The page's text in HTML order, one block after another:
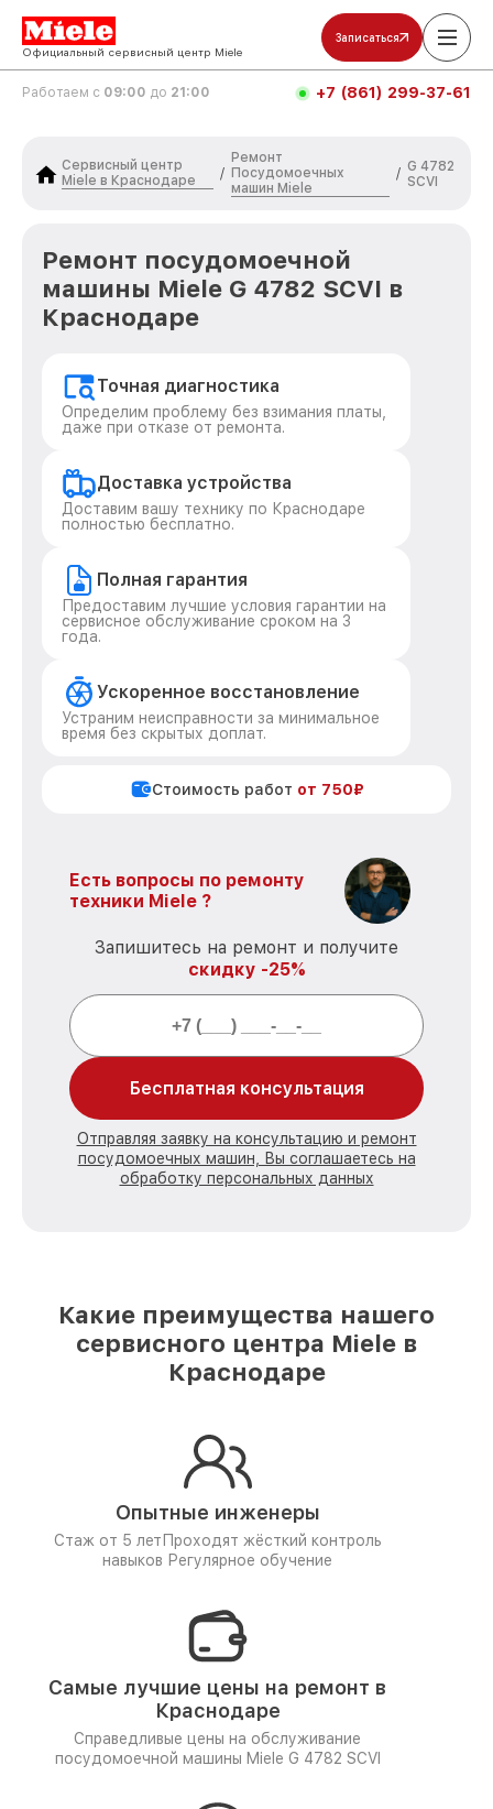
Официальный сервисный центр Miele
Записаться
Работаем с 09:00 до 21:00 +7 (861) 299-37-61
Сервисный центр
Miele в Краснодаре
/
Ремонт
Посудомоечных
машин Miele
/ G 4782
SCVI
Ремонт посудомоечной
машины Miele G 4782 SCVI в
Краснодаре
Точная диагностика
Определим проблему без взимания платы,
даже при отказе от ремонта.
Доставка устройства
Доставим вашу технику по Краснодаре
полностью бесплатно.
Полная гарантия
Предоставим лучшие условия гарантии на
сервисное обслуживание сроком на 3
года.
Ускоренное восстановление
Устраним неисправности за минимальное
время без скрытых доплат.
Стоимость работ от 750₽
Есть вопросы по ремонту
техники Miele ?
Запишитесь на ремонт и получите
скидку -25%
Бесплатная консультация
Отправляя заявку на консультацию и ремонт
посудомоечных машин, Вы соглашаетесь на
обработку персональных данных
Какие преимущества нашего
сервисного центра Miele в
Краснодаре
Опытные инженеры
Стаж от 5 лет Проходят жёсткий контроль
навыков Регулярное обучение
Самые лучшие цены на ремонт в
Краснодаре
Справедливые цены на обслуживание
посудомоечной машины Miele G 4782 SCVI